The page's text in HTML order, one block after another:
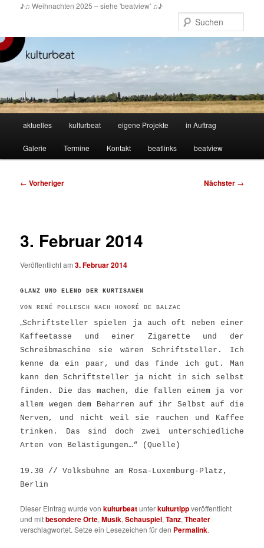
springen
♪♫ Weihnachten 2025 – siehe 'beatview' ♫♪
aktuelles kulturbeat eigene Projekte in Auftrag
Galerie Termine Kontakt beatlinks beatview
Beitragsnavigation
← Vorheriger Nächster →
3. Februar 2014
Veröffentlicht am3. Februar 2014
GLANZ UND ELEND DER KURTISANEN
VON RENÉ POLLESCH NACH HONORÉ DE BALZAC
„Schriftsteller spielen ja auch oft neben einer
Kaffeetasse und einer Zigarette und der
Schreibmaschine sie wären Schriftsteller. Ich
kenne da ein paar, und das finde ich gut. Man
kann den Schriftsteller ja nicht in sich selbst
finden. Die das machen, die fallen einem ja vor
allem wegen dem Beharren auf ihr Selbst auf die
Nerven, und nicht weil sie rauchen und Kaffee
trinken. Das sind doch zwei unterschiedliche
Arten von Belästigungen…“ (Quelle )
19.30 // Volksbühne am Rosa-Luxemburg-Platz,
Berlin
Dieser Eintrag wurde vonkulturbeatunterkulturtippveröffentlicht
und mitbesondere Orte,Musik,Schauspiel,Tanz,Theater
verschlagwortet. Setze ein Lesezeichen für den Permalink.